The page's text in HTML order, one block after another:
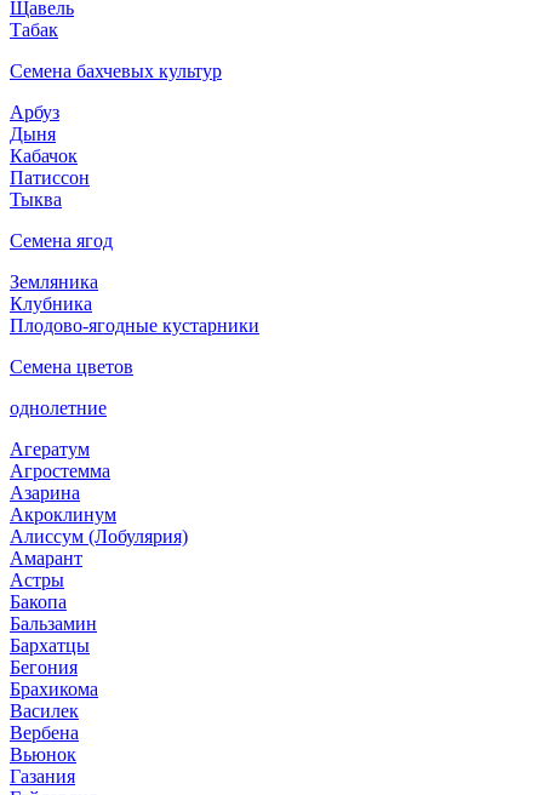
Щавель
Табак
Семена бахчевых культур
Арбуз
Дыня
Кабачок
Патиссон
Тыква
Семена ягод
Земляника
Клубника
Плодово-ягодные кустарники
Семена цветов
однолетние
Агератум
Агростемма
Азарина
Акроклинум
Алиссум (Лобулярия)
Амарант
Астры
Бакопа
Бальзамин
Бархатцы
Бегония
Брахикома
Василек
Вербена
Вьюнок
Газания